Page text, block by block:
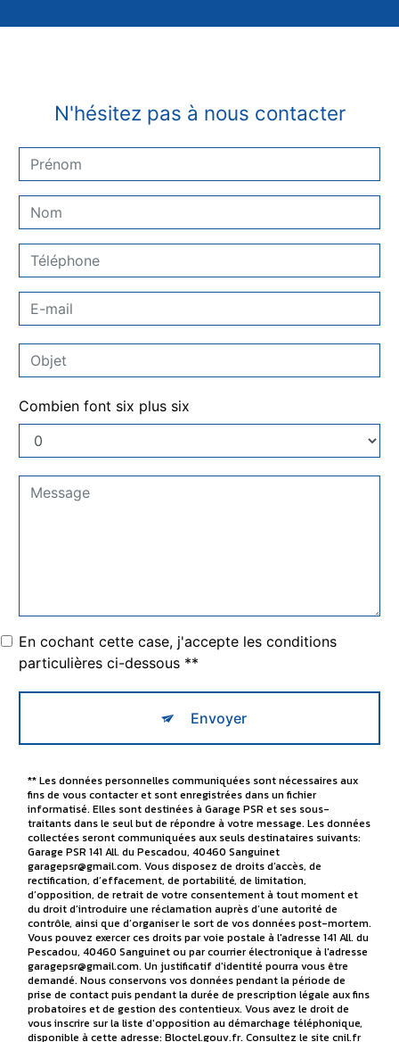
N'hésitez pas à nous contacter
Combien font six plus six
En cochant cette case, j'accepte les conditions
particulières ci-dessous **
Envoyer
** Les données personnelles communiquées sont nécessaires aux
fins de vous contacter et sont enregistrées dans un fichier
informatisé. Elles sont destinées à Garage PSR et ses sous-
traitants dans le seul but de répondre à votre message. Les données
collectées seront communiquées aux seuls destinataires suivants:
Garage PSR 141 All. du Pescadou, 40460 Sanguinet
garagepsr@gmail.com. Vous disposez de droits d’accès, de
rectification, d’effacement, de portabilité, de limitation,
d’opposition, de retrait de votre consentement à tout moment et
du droit d’introduire une réclamation auprès d’une autorité de
contrôle, ainsi que d’organiser le sort de vos données post-mortem.
Vous pouvez exercer ces droits par voie postale à l'adresse 141 All. du
Pescadou, 40460 Sanguinet ou par courrier électronique à l'adresse
garagepsr@gmail.com. Un justificatif d'identité pourra vous être
demandé. Nous conservons vos données pendant la période de
prise de contact puis pendant la durée de prescription légale aux fins
probatoires et de gestion des contentieux. Vous avez le droit de
vous inscrire sur la liste d'opposition au démarchage téléphonique,
disponible à cette adresse: Bloctel.gouv.fr. Consultez le site cnil.fr